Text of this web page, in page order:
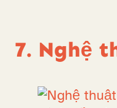
7. Nghệ